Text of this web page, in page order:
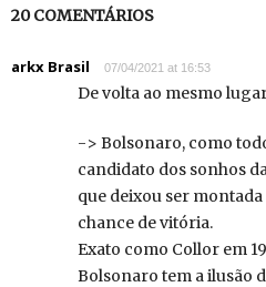
20 COMENTÁRIOS
arkx Brasil 07/04/2021 at 16:53
De volta ao mesmo
-> Bolsonaro, como
candidato dos sonhos
que deixou ser
chance de vitória.
Exato como Collor em
Bolsonaro tem a ilusão